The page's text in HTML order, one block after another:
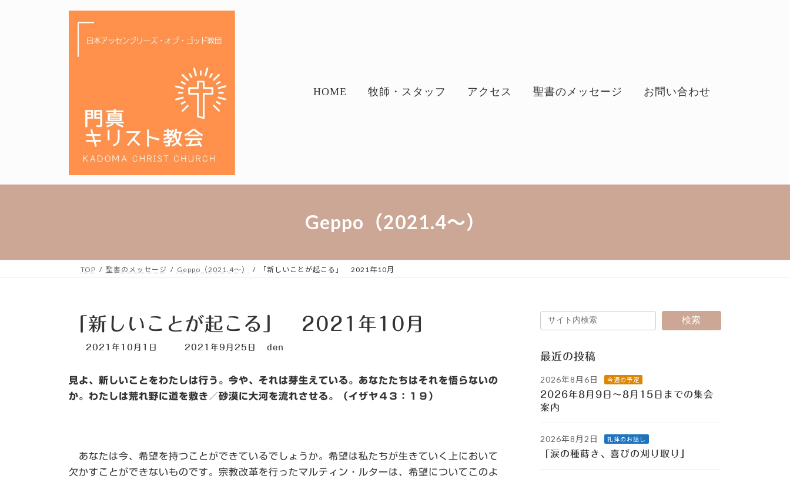
HOME 牧師・スタッフ アクセス 聖書のメッセージ お問い合わせ
Geppo（2021.4～）
TOP 聖書のメッセージ Geppo（2021.4～） 「新しいことが起こる」 2021年10月
「新しいことが起こる」 2021年10月
2021年10月1日
最
新
日
時
2021年9月25日 den
見よ、新しいことをわたしは行う。今や、それは芽生えている。あなたたちはそれを悟らないの
か。わたしは荒れ野に道を敷き／砂漠に大河を流れさせる。
（イザヤ４３：１９）
あなたは今、希望を持つことができているでしょうか。希望は私たちが生きていく上において
欠かすことができないものです。宗教改革を行ったマルティン・ルターは、希望についてこのよ
検索
最近の投稿
2026年8月6日 今週の予定
2026年8月9日～8月15日までの集会
案内
2026年8月2日 礼拝のお話し
「涙の種蒔き、喜びの刈り取り」